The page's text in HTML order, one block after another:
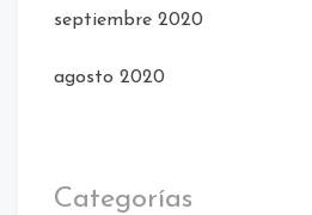
septiembre 2020
agosto 2020
Categorías